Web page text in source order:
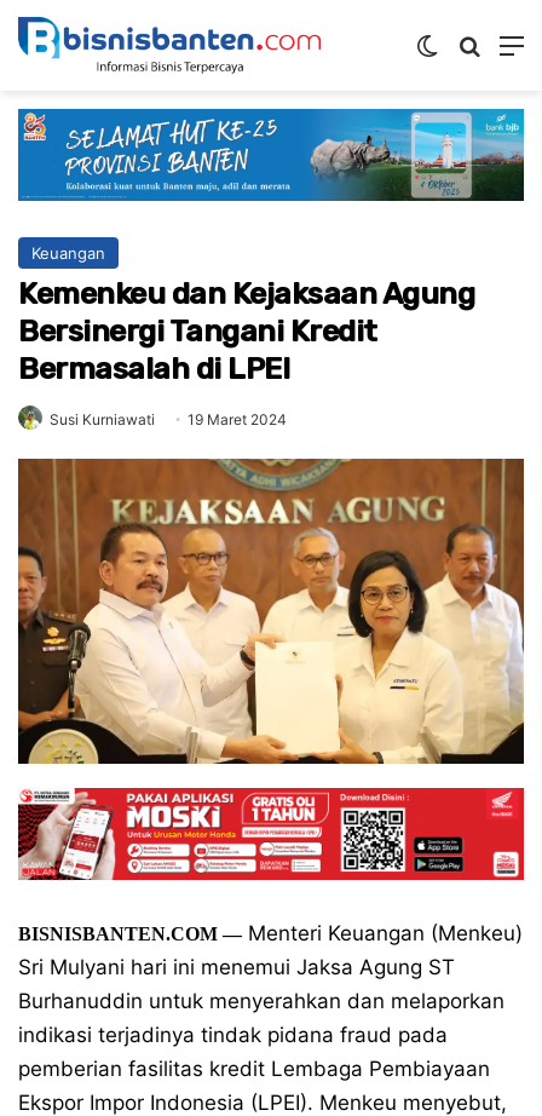
Switch skin
Keuangan
Kemenkeu dan Kejaksaan Agung
Bersinergi Tangani Kredit
Bermasalah di LPEI
Susi Kurniawati 19 Maret 2024
BISNISBANTEN.COM—Menteri Keuangan (Menkeu)
Sri Mulyani hari ini menemui Jaksa Agung ST
Burhanuddin untuk menyerahkan dan melaporkan
indikasi terjadinya tindak pidana fraud pada
pemberian fasilitas kredit Lembaga Pembiayaan
Ekspor Impor Indonesia (LPEI). Menkeu menyebut,